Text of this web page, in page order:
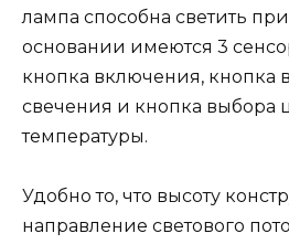
лампа способна светить
основании имеются 3
кнопка включения, кнопка
свечения и кнопка выбора
температуры.
Удобно то, что высоту
направление светового